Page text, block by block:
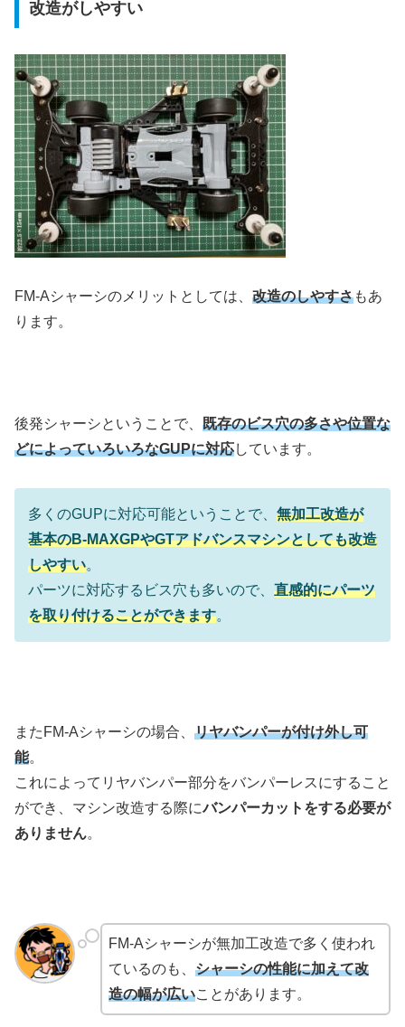
改造がしやすい
FM-Aシャーシのメリットとしては、 改造のしやすさもあ
ります。
後発シャーシということで、 既存のビス穴の多さや位置な
どによっていろいろなGUPに対応しています。
多くのGUPに対応可能ということで、 無加工改造が
基本のB-MAXGPやGTアドバンスマシンとしても改造
しやすい。
パーツに対応するビス穴も多いので、 直感的にパーツ
を取り付けることができます。
またFM-Aシャーシの場合、 リヤバンパーが付け外し可
能。
これによってリヤバンパー部分をバンパーレスにすること
ができ、マシン改造する際にバンパーカットをする必要が
ありません。
FM-Aシャーシが無加工改造で多く使われ
ているのも、 シャーシの性能に加えて改
造の幅が広いことがあります。